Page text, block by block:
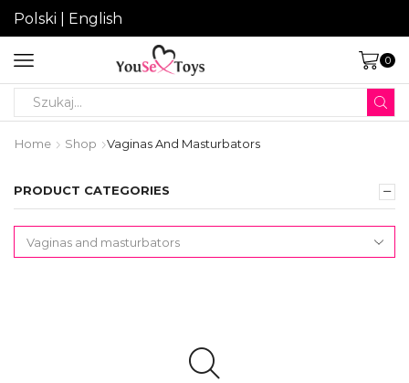
Polski English
0
Home Shop Vaginas And Masturbators
PRODUCT CATEGORIES